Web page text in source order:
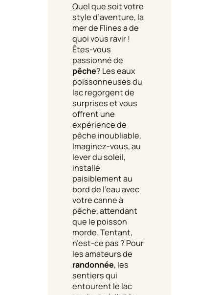
Quel que soit votre
style d’aventure, la
mer de Flines a de
quoi vous ravir !
Êtes-vous
passionné de
pêche? Les eaux
poissonneuses du
lac regorgent de
surprises et vous
offrent une
expérience de
pêche inoubliable.
Imaginez-vous, au
lever du soleil,
installé
paisiblement au
bord de l’eau avec
votre canne à
pêche, attendant
que le poisson
morde. Tentant,
n’est-ce pas ? Pour
les amateurs de
randonnée, les
sentiers qui
entourent le lac